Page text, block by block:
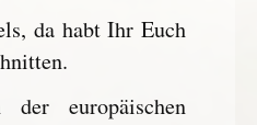
da habt Ihr Euch
europäischen